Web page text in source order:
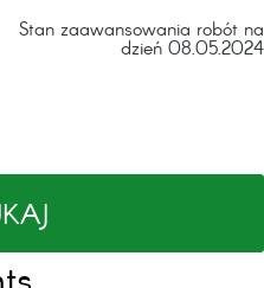
Stan zaawansowania robót na
dzień 08.05.2024